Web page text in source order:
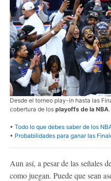
Desde el torneo play-in hasta las
cobertura de los playoffs de la NBA.
• Todo lo que debes saber de los
• Probabilidades para ganar las
Aun así, a pesar de las señales
como juegan. Puede que sean